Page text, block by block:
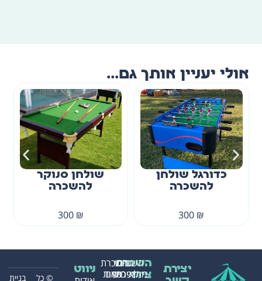
אולי יעניין אותך גם...
כדורגל שולחן
להשכרה
₪
שולחן סנוקר
להשכרה
₪
300
ניווט
השכרת
ציוד
השכרת
מתנפחים
בינוי
לאירועים
השכרת
כסאות
יצירת
© כל בניית